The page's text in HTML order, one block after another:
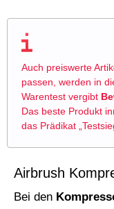
Auch preiswerte
passen, werden in
Warentest vergibt
Das beste Produkt
das Prädikat
Airbrush
Bei den